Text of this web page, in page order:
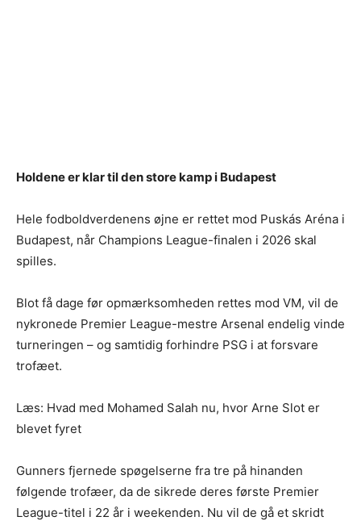
Holdene er klar til den store kamp i Budapest
Hele fodboldverdenens øjne er rettet mod Puskás Aréna i
Budapest, når Champions League-finalen i 2026 skal
spilles.
Blot få dage før opmærksomheden rettes mod VM, vil de
nykronede Premier League-mestre Arsenal endelig vinde
turneringen – og samtidig forhindre PSG i at forsvare
trofæet.
Læs: Hvad med Mohamed Salah nu, hvor Arne Slot er
blevet fyret
Gunners fjernede spøgelserne fra tre på hinanden
følgende trofæer, da de sikrede deres første Premier
League-titel i 22 år i weekenden. Nu vil de gå et skridt